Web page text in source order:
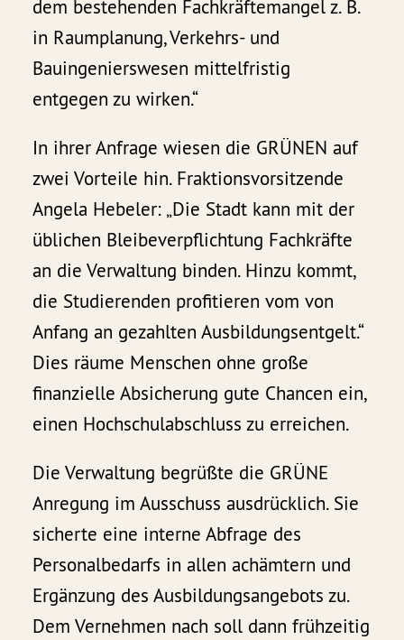
dem bestehenden Fachkräftemangel z. B.
in Raumplanung, Verkehrs- und
Bauingenierswesen mittelfristig
entgegen zu wirken.“
In ihrer Anfrage wiesen die GRÜNEN auf
zwei Vorteile hin. Fraktionsvorsitzende
Angela Hebeler: „Die Stadt kann mit der
üblichen Bleibeverpflichtung Fachkräfte
an die Verwaltung binden. Hinzu kommt,
die Studierenden profitieren vom von
Anfang an gezahlten Ausbildungsentgelt.“
Dies räume Menschen ohne große
finanzielle Absicherung gute Chancen ein,
einen Hochschulabschluss zu erreichen.
Die Verwaltung begrüßte die GRÜNE
Anregung im Ausschuss ausdrücklich. Sie
sicherte eine interne Abfrage des
Personalbedarfs in allen achämtern und
Ergänzung des Ausbildungsangebots zu.
Dem Vernehmen nach soll dann frühzeitig